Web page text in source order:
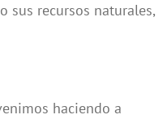
sus recursos naturales,
haciendo a